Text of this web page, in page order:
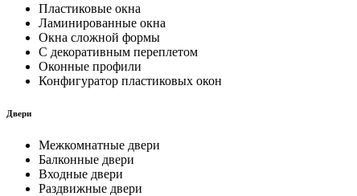
Пластиковые окна
Ламинированные окна
Окна сложной формы
С декоративным переплетом
Оконные профили
Конфигуратор пластиковых окон
Двери
Межкомнатные двери
Балконные двери
Входные двери
Раздвижные двери